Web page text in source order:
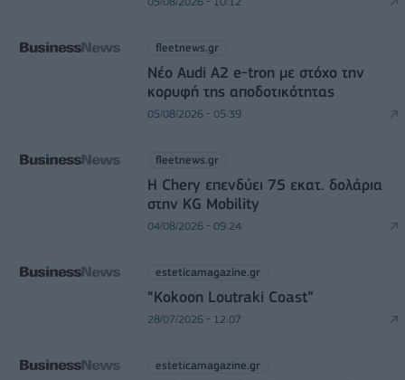
fleetnews.gr
Νέο Audi A2 e-tron με στόχο την
κορυφή της αποδοτικότητας
05/08/2026 - 05:39
fleetnews.gr
Η Chery επενδύει 75 εκατ. δολάρια
στην KG Mobility
04/08/2026 - 09:24
esteticamagazine.gr
“Kokoon Loutraki Coast”
28/07/2026 - 12:07
esteticamagazine.gr